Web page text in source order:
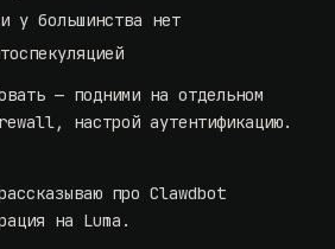
у большинства нет
— подними на отдельном
настрой аутентификацию.
про Clawdbot
на Luma .